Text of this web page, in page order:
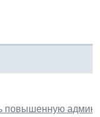
повышенную